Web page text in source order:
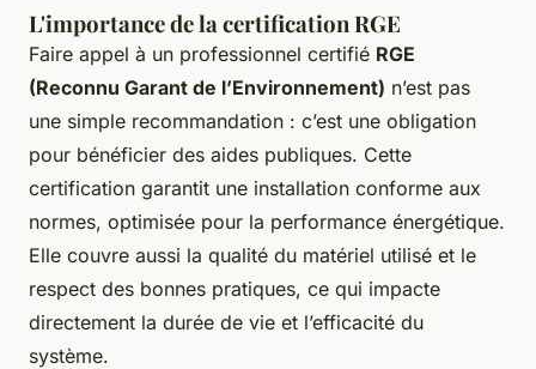
L'importance de la certification RGE
Faire appel à un professionnel certifié RGE
(Reconnu Garant de l’Environnement) n’est pas
une simple recommandation : c’est une obligation
pour bénéficier des aides publiques. Cette
certification garantit une installation conforme aux
normes, optimisée pour la performance énergétique.
Elle couvre aussi la qualité du matériel utilisé et le
respect des bonnes pratiques, ce qui impacte
directement la durée de vie et l’efficacité du
système.